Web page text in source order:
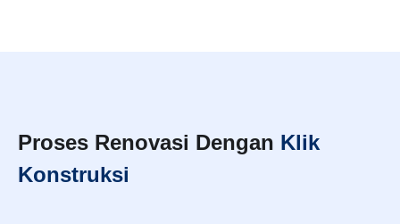
Proses Renovasi Dengan Klik
Konstruksi